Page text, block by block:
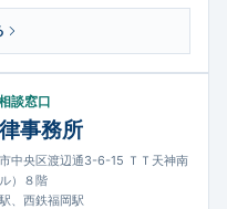
おり、医療紛争・職場のハ
いても知見を持つ法律家と
談窓口
事務所
中央区渡辺通3-6-15 ＴＴ天神南
）８階
、西鉄福岡駅